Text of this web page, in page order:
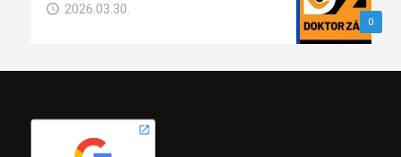
0
2026.03.30.